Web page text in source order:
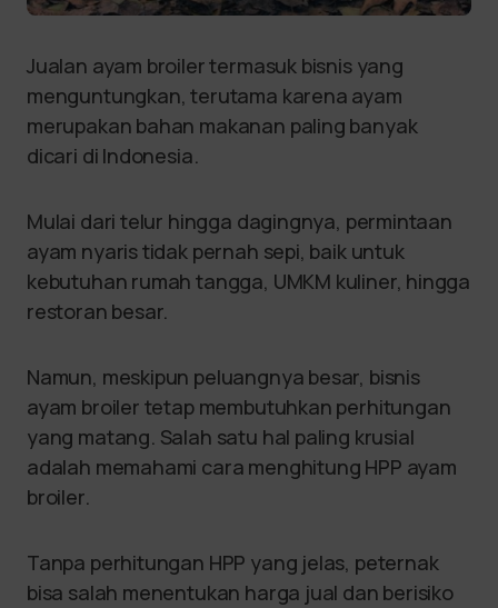
Jualan ayam broiler termasuk bisnis yang
menguntungkan, terutama karena ayam
merupakan bahan makanan paling banyak
dicari di Indonesia.
Mulai dari telur hingga dagingnya, permintaan
ayam nyaris tidak pernah sepi, baik untuk
kebutuhan rumah tangga, UMKM kuliner, hingga
restoran besar.
Namun, meskipun peluangnya besar, bisnis
ayam broiler tetap membutuhkan perhitungan
yang matang. Salah satu hal paling krusial
adalah memahami cara menghitung HPP ayam
broiler.
Tanpa perhitungan HPP yang jelas, peternak
bisa salah menentukan harga jual dan berisiko